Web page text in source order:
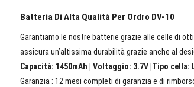
Batteria Di Alta Qualità Per Ordro DV-10
Garantiamo le nostre batterie grazie alle celle di
assicura un’altissima durabilità grazie anche al
Capacità: 1450mAh | Voltaggio: 3.7V |Tipo cella:
Garanzia : 12 mesi completi di garanzia e di